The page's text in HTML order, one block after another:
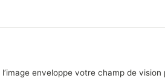
enveloppe votre champ de vision